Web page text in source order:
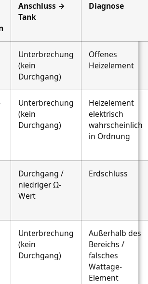
Anschluss →
Tank
Diagnose
Unterbrechung
(kein
Durchgang)
Offenes
Heizelement
Unterbrechung
(kein
Durchgang)
Heizelement
elektrisch
wahrscheinlich
in Ordnung
Durchgang /
niedriger Ω-
Wert
Erdschluss
Unterbrechung
(kein
Durchgang)
Außerhalb des
Bereichs /
falsches
Wattage-
Element